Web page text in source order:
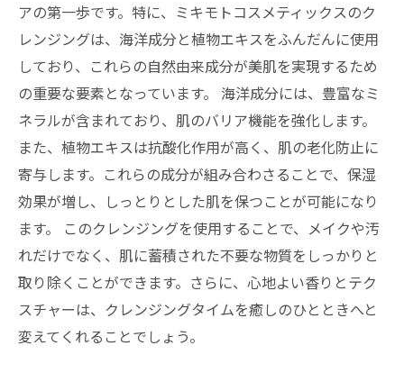
アの第一歩です。特に、ミキモトコスメティックスのク
レンジングは、海洋成分と植物エキスをふんだんに使用
しており、これらの自然由来成分が美肌を実現するため
の重要な要素となっています。 海洋成分には、豊富なミ
ネラルが含まれており、肌のバリア機能を強化します。
また、植物エキスは抗酸化作用が高く、肌の老化防止に
寄与します。これらの成分が組み合わさることで、保湿
効果が増し、しっとりとした肌を保つことが可能になり
ます。 このクレンジングを使用することで、メイクや汚
れだけでなく、肌に蓄積された不要な物質をしっかりと
取り除くことができます。さらに、心地よい香りとテク
スチャーは、クレンジングタイムを癒しのひとときへと
変えてくれることでしょう。